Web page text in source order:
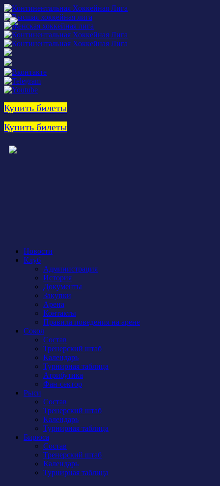
Купить билеты
Купить билеты
Новости
Клуб
Администрация
История
Документы
Закупки
Арена
Контакты
Правила поведения на арене
Сокол
Состав
Тренерский штаб
Календарь
Турнирная таблица
Атрибутика
Фан-сектор
Рыси
Состав
Тренерский штаб
Календарь
Турнирная таблица
Бирюса
Состав
Тренерский штаб
Календарь
Турнирная таблица